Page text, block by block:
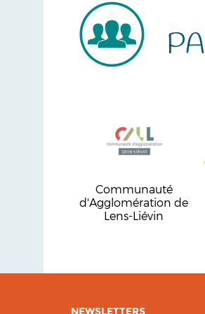
Communauté
d'Agglomération de
Lens-Liévin
NEWSLETTERS